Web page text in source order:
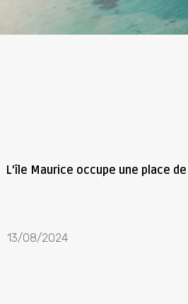
L’île Maurice occupe une place
13/08/2024